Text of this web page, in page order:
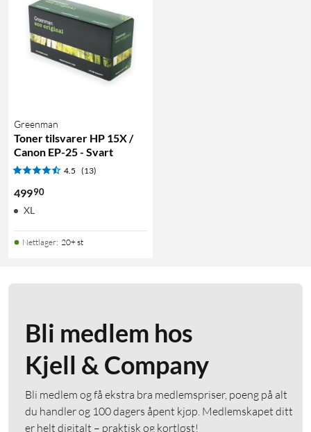
Greenman
Toner tilsvarer HP 15X /
Canon EP-25 - Svart
4.5 (13)
49990
XL
Nettlager: 20+ st
Bli medlem hos
Kjell & Company
Bli medlem og få ekstra bra medlemspriser, poeng på alt
du handler og 100 dagers åpent kjøp. Medlemskapet ditt
er helt digitalt – praktisk og kortløst!